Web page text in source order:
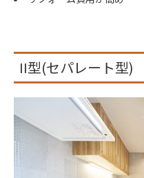
II型(セパレート型)